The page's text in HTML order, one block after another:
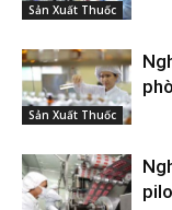
Sản Xuất Thuốc
Sản Xuất Thuốc